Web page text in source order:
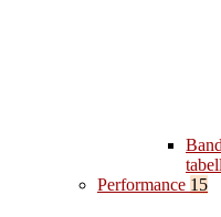
Performance 15